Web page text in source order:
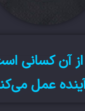
از آن کسانی
عمل